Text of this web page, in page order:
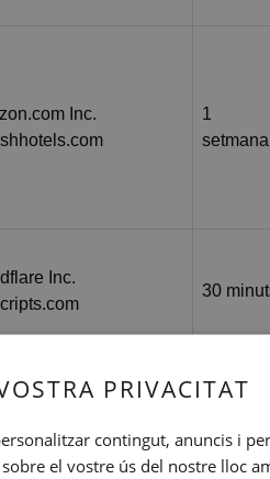
Inc.
1
setmana
Inc.
30
setmana
PRIVACITAT
contingut, anuncis i
el vostre ús del nostre lloc